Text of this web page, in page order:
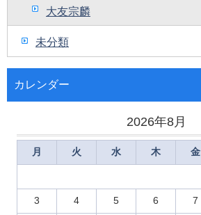
大友宗麟
未分類
カレンダー
2026年8月
月 火 水 木 金
3 4 5 6 7